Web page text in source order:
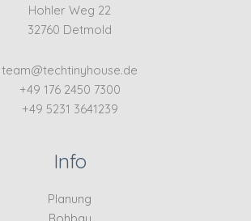
Hohler Weg 22
32760 Detmold
team@techtinyhouse.de
+49 176 2450 7300
+49 5231 3641239
Info
Planung